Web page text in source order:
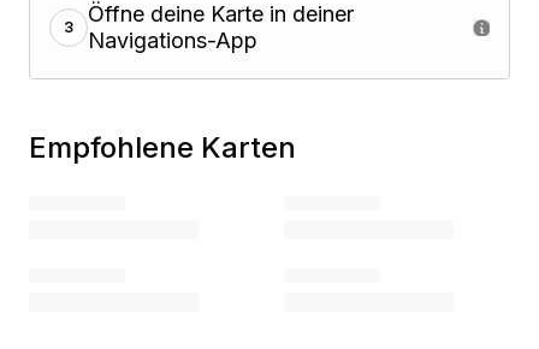
3
Öffne deine Karte in deiner
Navigations-App
Empfohlene Karten